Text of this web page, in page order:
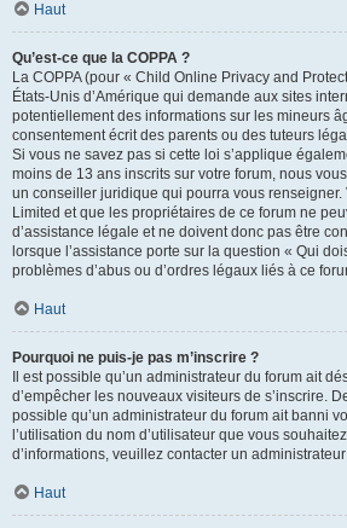
Haut
Qu’est-ce que la COPPA ?
La COPPA (pour « Child Online Privacy and
États-Unis d’Amérique qui demande aux sites
potentiellement des informations sur les mineurs
consentement écrit des parents ou des tuteurs
Si vous ne savez pas si cette loi s’applique
moins de 13 ans inscrits sur votre forum, nous
un conseiller juridique qui pourra vous
Limited et que les propriétaires de ce forum ne
d’assistance légale et ne doivent donc pas être
lorsque l’assistance porte sur la question « Qui
problèmes d’abus ou d’ordres légaux liés à ce
Haut
Pourquoi ne puis-je pas m’inscrire ?
Il est possible qu’un administrateur du forum ait
d’empêcher les nouveaux visiteurs de s’inscrire.
possible qu’un administrateur du forum ait banni
l’utilisation du nom d’utilisateur que vous
d’informations, veuillez contacter un
Haut